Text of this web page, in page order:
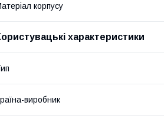
корпусу
характеристики
виробник